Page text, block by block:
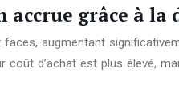
grâce à la
augmentant
coût d’achat est plus élevé,